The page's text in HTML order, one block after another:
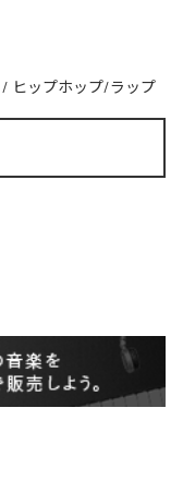
/ ヒップホップ/ラップ